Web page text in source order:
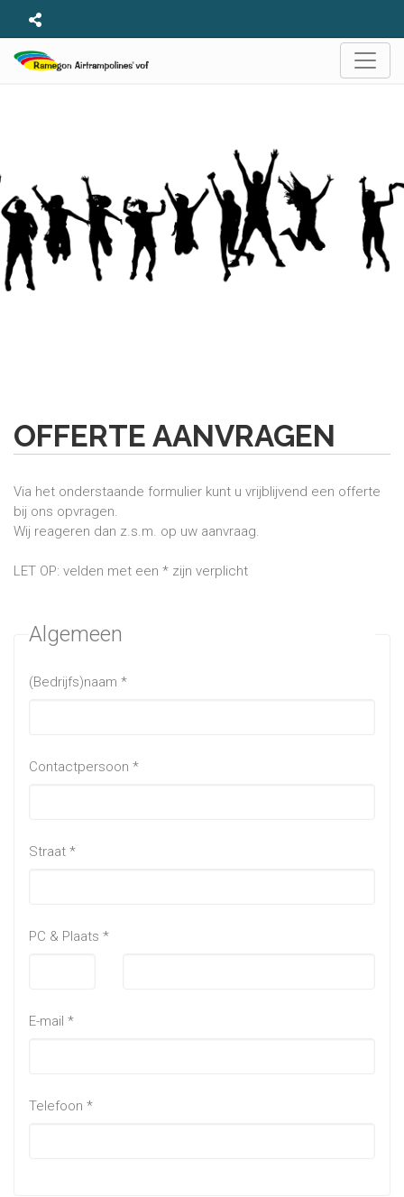
OFFERTE AANVRAGEN
Via het onderstaande formulier kunt u vrijblijvend een offerte
bij ons opvragen.
Wij reageren dan z.s.m. op uw aanvraag.
LET OP: velden met een * zijn verplicht
Algemeen
(Bedrijfs)naam *
Contactpersoon *
Straat *
PC & Plaats *
E-mail *
Telefoon *